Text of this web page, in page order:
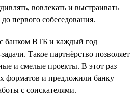
вовлекать и выстраивать
первого собеседования.
банком ВТБ и каждый год
Такое партнёрство позволяет
и смелые проекты. В этот раз
и предложили банку
с соискателями.